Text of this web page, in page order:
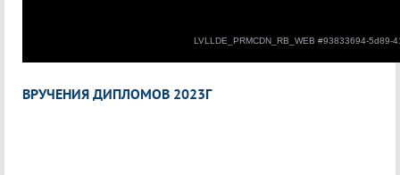
ВРУЧЕНИЯ ДИПЛОМОВ 2023Г